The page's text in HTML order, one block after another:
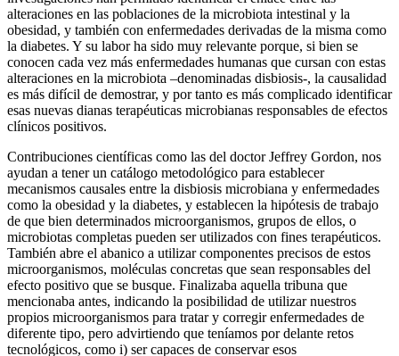
alteraciones en las poblaciones de la microbiota intestinal y la
obesidad, y también con enfermedades derivadas de la misma como
la diabetes. Y su labor ha sido muy relevante porque, si bien se
conocen cada vez más enfermedades humanas que cursan con estas
alteraciones en la microbiota –denominadas disbiosis-, la causalidad
es más difícil de demostrar, y por tanto es más complicado identificar
esas nuevas dianas terapéuticas microbianas responsables de efectos
clínicos positivos.
Contribuciones científicas como las del doctor Jeffrey Gordon, nos
ayudan a tener un catálogo metodológico para establecer
mecanismos causales entre la disbiosis microbiana y enfermedades
como la obesidad y la diabetes, y establecen la hipótesis de trabajo
de que bien determinados microorganismos, grupos de ellos, o
microbiotas completas pueden ser utilizados con fines terapéuticos.
También abre el abanico a utilizar componentes precisos de estos
microorganismos, moléculas concretas que sean responsables del
efecto positivo que se busque. Finalizaba aquella tribuna que
mencionaba antes, indicando la posibilidad de utilizar nuestros
propios microorganismos para tratar y corregir enfermedades de
diferente tipo, pero advirtiendo que teníamos por delante retos
tecnológicos, como i) ser capaces de conservar esos